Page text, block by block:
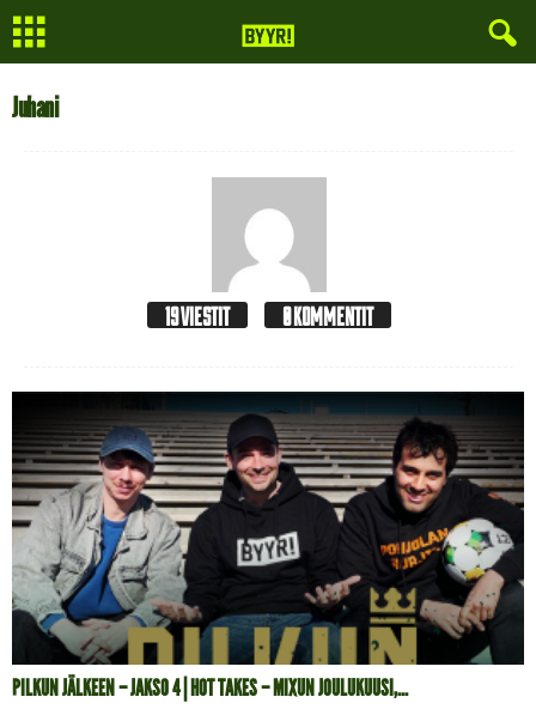
Juhani
19 VIESTIT 0 KOMMENTIT
PILKUN JÄLKEEN – JAKSO 4 | HOT TAKES – MIXUN JOULUKUUSI,...